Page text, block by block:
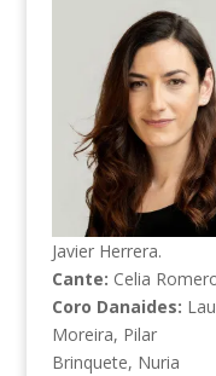
Javier Herrera.
Cante: Celia
Coro Danaides:
Moreira, Pilar
Brinquete, Nuria